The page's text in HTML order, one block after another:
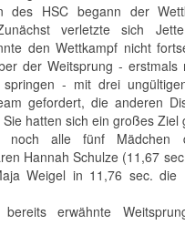
des HSC begann der
verletzte sich
den Wettkampf nicht
der Weitsprung - erstmals
- mit drei
gefordert, die anderen
hatten sich ein großes Ziel
noch alle fünf Mädchen
Hannah Schulze (11,67
Weigel in 11,76 sec. die
erwähnte